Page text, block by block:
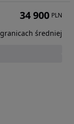
34 900 PLN
średniej